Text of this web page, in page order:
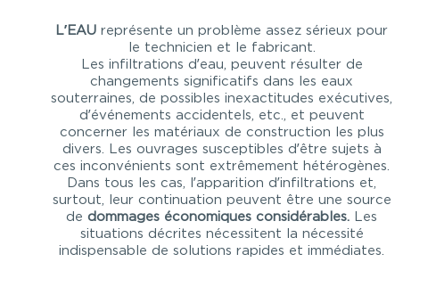
L’EAU représente un problème assez sérieux pour
le technicien et le fabricant.
Les infiltrations d’eau, peuvent résulter de
changements significatifs dans les eaux
souterraines, de possibles inexactitudes exécutives,
d’événements accidentels, etc., et peuvent
concerner les matériaux de construction les plus
divers. Les ouvrages susceptibles d’être sujets à
ces inconvénients sont extrêmement hétérogènes.
Dans tous les cas, l’apparition d’infiltrations et,
surtout, leur continuation peuvent être une source
dedommages économiques considérables. Les
situations décrites nécessitent la nécessité
indispensable de solutions rapides et immédiates.